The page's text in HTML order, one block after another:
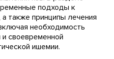
подходы к
также принципы лечения
необходимость
своевременной
ишемии.